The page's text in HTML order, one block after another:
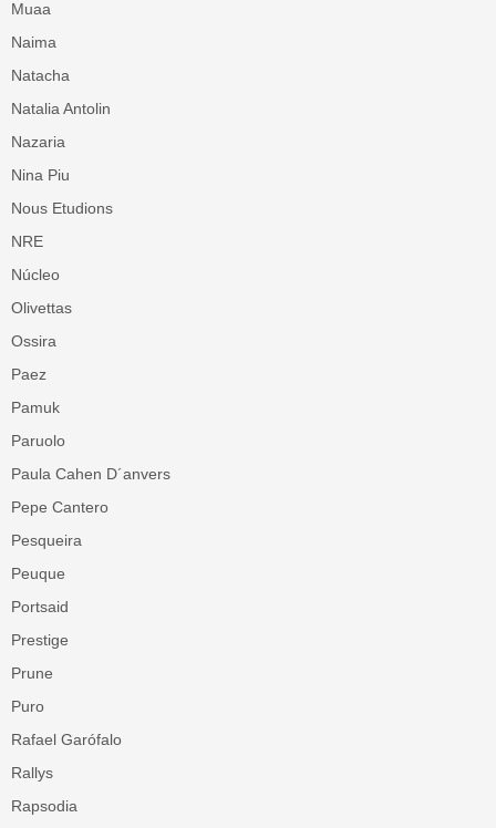
Muaa
Naima
Natacha
Natalia Antolin
Nazaria
Nina Piu
Nous Etudions
NRE
Núcleo
Olivettas
Ossira
Paez
Pamuk
Paruolo
Paula Cahen D´anvers
Pepe Cantero
Pesqueira
Peuque
Portsaid
Prestige
Prune
Puro
Rafael Garófalo
Rallys
Rapsodia